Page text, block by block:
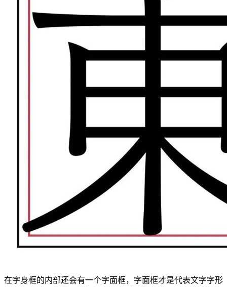
在字身框的内部还会有一个字面框，字面框才是代表文字字形